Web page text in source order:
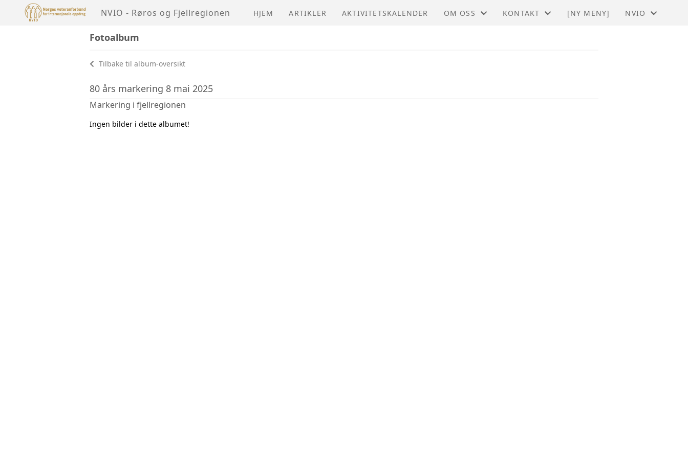
NVIO - Røros og Fjellregionen HJEM ARTIKLER AKTIVITETSKALENDER OM OSS KONTAKT [NY MENY] NVIO
Fotoalbum
Tilbake til album-oversikt
80 års markering 8 mai 2025
Markering i fjellregionen
Ingen bilder i dette albumet!